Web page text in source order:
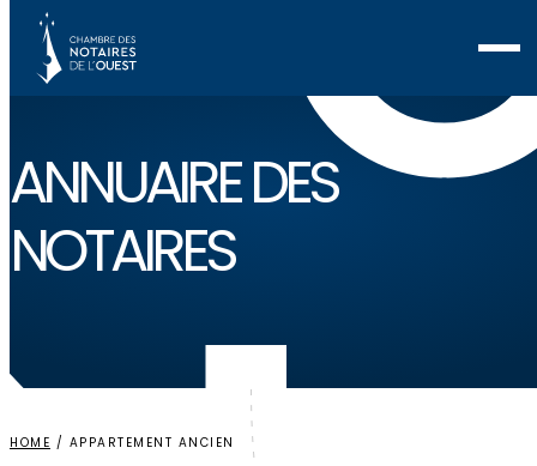
ANNUAIREDES
NOTAIRES
HOME / APPARTEMENT ANCIEN